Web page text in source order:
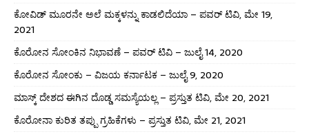
ಕೋವಿಡ್ ಮೂರನೇ ಅಲೆ ಮಕ್ಕಳನ್ನು ಕಾಡಲಿದೆಯಾ – ಪವರ್ ಟಿವಿ, ಮೇ 19,
2021
ಕೊರೋನ ಸೋಂಕಿನ ನಿಭಾವಣೆ – ಪವರ್ ಟಿವಿ – ಜುಲೈ 14, 2020
ಕೊರೋನ ಸೋಂಕು – ವಿಜಯ ಕರ್ನಾಟಕ – ಜುಲೈ 9, 2020
ಮಾಸ್ಕ್ ದೇಶದ ಈಗಿನ ದೊಡ್ಡ ಸಮಸ್ಯೆಯಲ್ಲ – ಪ್ರಸ್ತುತ ಟಿವಿ, ಮೇ 20, 2021
ಕೊರೋನಾ ಕುರಿತ ತಪ್ಪು ಗ್ರಹಿಕೆಗಳು – ಪ್ರಸ್ತುತ ಟಿವಿ, ಮೇ 21, 2021